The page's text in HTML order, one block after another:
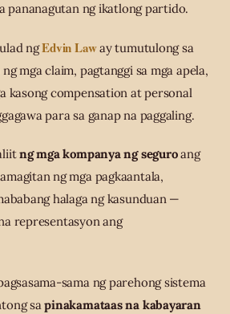
pananagutan ng ikatlong partido.
ngEdvin Laway tumutulong sa
mga claim, pagtanggi sa mga apela,
kasong compensation at personal
para sa ganap na paggaling.
ng mga kompanya ng seguroang
ng mga pagkaantala,
halaga ng kasunduan —
representasyon ang
sama ng parehong sistema
sapinakamataas na kabayaran